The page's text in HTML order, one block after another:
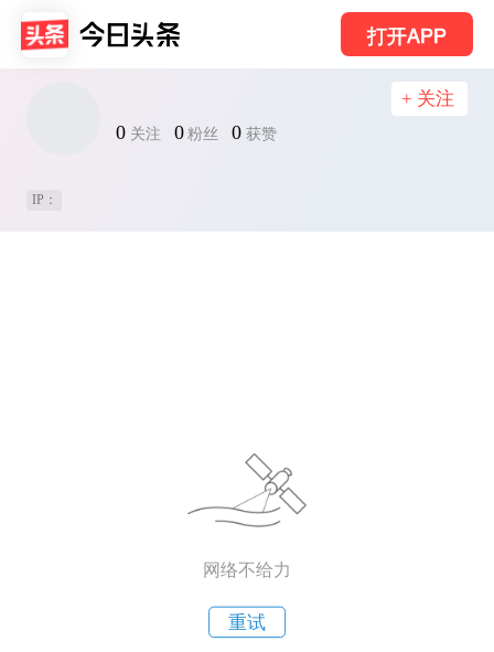
打开APP
0 关注 0 粉丝 0 获赞
+ 关注
IP：
网络不给力
重试